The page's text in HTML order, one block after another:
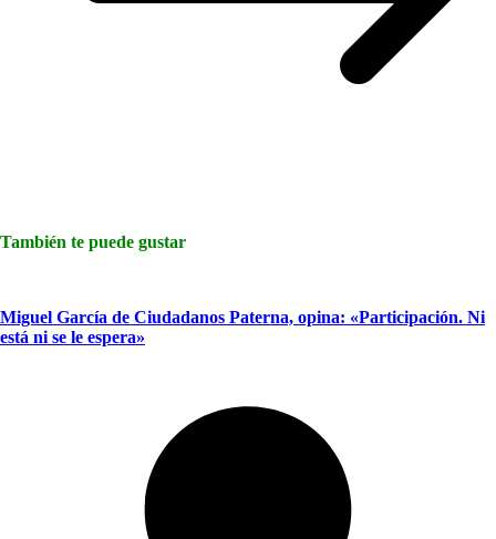
También te puede gustar
Miguel García de Ciudadanos Paterna, opina: «Participación. Ni
está ni se le espera»